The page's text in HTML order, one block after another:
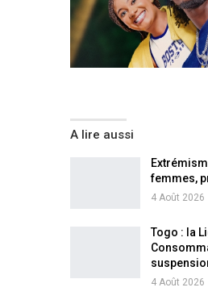
A lire aussi
femmes,
4 Août 2026
Togo : la
4 Août 2026